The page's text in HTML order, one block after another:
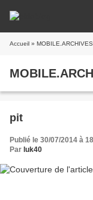
Accueil » MOBILE.ARCHIVES
pit
Publié le 30/07/2014 à
Par luk40